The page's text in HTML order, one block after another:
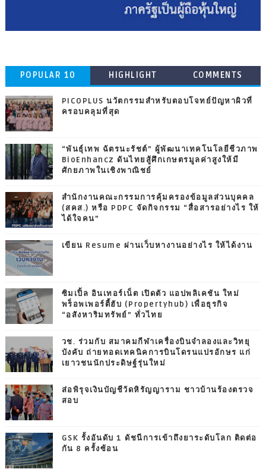
POPULAR 10 HIGHLIGHT COMMENTS
PICOPLUS นวัตกรรมสำหรับตอบโจทย์ปัญหาผิวที่
ครอบคลุมที่สุด
“พันธุ์เทพ ฉัตรนะรัชต์” ผู้พัฒนาเทคโนโลยีชีวภาพ
BioEnhancz ดันไทยสู้ศึกเกษตรมูลค่าสูงให้มี
ศักยภาพในเชิงพาณิชย์
สำนักงานคณะกรรมการคุ้มครองข้อมูลส่วนบุคคล
(สคส.) หรือ PDPC จัดกิจกรรม “สื่อสารอย่างไร ให้
ได้ใจคน”
เขียน Resume ผ่านเว็บหางานอย่างไร ให้ได้งาน
ซิมเปิ้ล อินเทอร์เน็ต เปิดตัว แอปพลิเคชัน ใหม่
พร็อพเพอร์ตี้ฮับ (Propertyhub) เพื่อธุรกิจ
“อสังหาริมทรัพย์” ทั่วไทย
วช. ร่วมกับ สมาคมกีฬาเครื่องบินจำลองและวิทยุ
บังคับ ถ่ายทอดเทคนิคการบินโดรนแปรอักษร แก่
เยาวชนนักประดิษฐ์รุ่นใหม่
ส่อพิรุจเงินบัญชีวัดหิรัญญาราม ชาวบ้านร้องตรวจ
สอบ
GSK รั้งอันดับ 1 ดัชนีการเข้าถึงยาระดับโลก ติดต่อ
กัน 8 ครั้งซ้อน